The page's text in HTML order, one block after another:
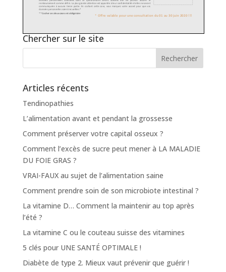
Chercher sur le site
Articles récents
Tendinopathies
L’alimentation avant et pendant la grossesse
Comment préserver votre capital osseux ?
Comment l’excès de sucre peut mener à LA MALADIE
DU FOIE GRAS ?
VRAI-FAUX au sujet de l’alimentation saine
Comment prendre soin de son microbiote intestinal ?
La vitamine D… Comment la maintenir au top après
l’été ?
La vitamine C ou le couteau suisse des vitamines
5 clés pour UNE SANTÉ OPTIMALE !
Diabète de type 2. Mieux vaut prévenir que guérir !